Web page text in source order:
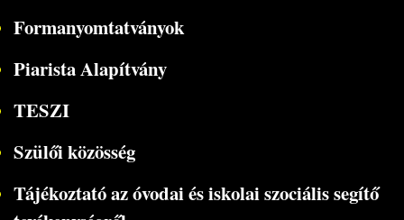
Formanyomtatványok
Piarista Alapítvány
TESZI
Szülői közösség
Tájékoztató az óvodai és iskolai szociális segítő